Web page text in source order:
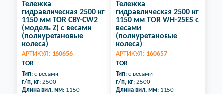
Тележка
гидравлическая 2500 кг
1150 мм TOR CBY-CW2
(модель Z) с весами
(полиуретановые
колеса)
АРТИКУЛ: 160656
TOR
Тип: с весами
г/п, кг: 2500
Длина вил, мм: 1150
Тележка
гидравлическая 2500 кг
1150 мм TOR WH-25ES с
весами
(полиуретановые
колеса)
АРТИКУЛ: 160657
TOR
Тип: с весами
г/п, кг: 2500
Длина вил, мм: 1150